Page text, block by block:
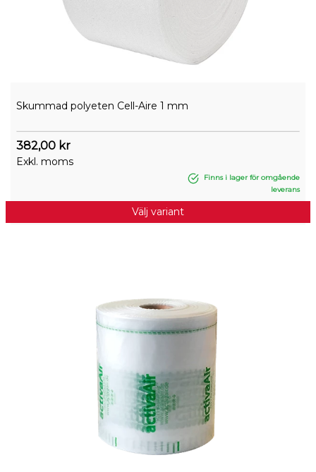
Skummad polyeten Cell-Aire 1 mm
382,00 kr
Exkl. moms
Finns i lager för omgående
leverans
Välj variant